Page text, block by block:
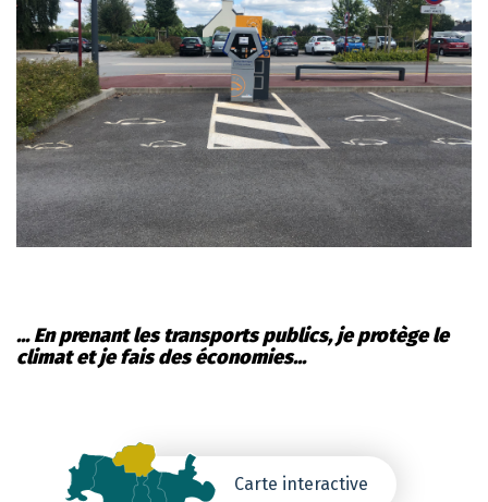
... En prenant les transports publics, je protège le
climat et je fais des économies...
Carte interactive